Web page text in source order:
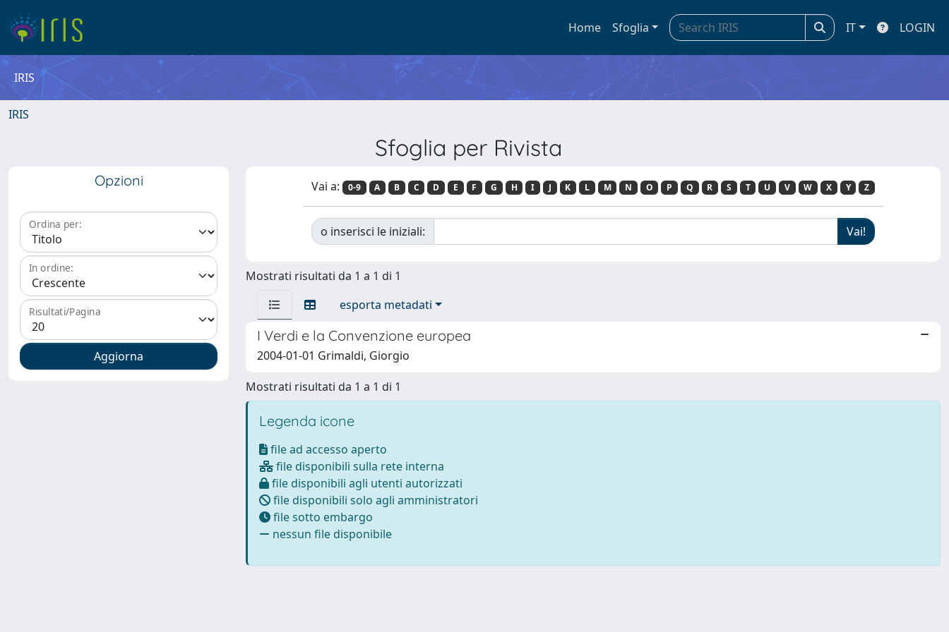
Home Sfoglia IT LOGIN
IRIS
IRIS
Sfoglia per Rivista
Opzioni
Ordina per:
In ordine:
Risultati/Pagina
Vai a: 0-9 A B C D E F G H I J K L M N O P Q R S T U V W X Y Z
o inserisci le iniziali:
Mostrati risultati da 1 a 1 di 1
esporta metadati
I Verdi e la Convenzione europea
2004-01-01 Grimaldi, Giorgio
Mostrati risultati da 1 a 1 di 1
Legenda icone
file ad accesso aperto
file disponibili sulla rete interna
file disponibili agli utenti autorizzati
file disponibili solo agli amministratori
file sotto embargo
nessun file disponibile